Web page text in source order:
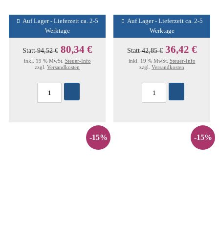
Auf Lager - Lieferzeit ca. 2-5
Werktage
Statt94,52 € 80,34 €
inkl. 19 % MwSt. Steuer-Info
zzgl. Versandkosten
Auf Lager - Lieferzeit ca. 2-5
Werktage
Statt42,85 € 36,42 €
inkl. 19 % MwSt. Steuer-Info
zzgl. Versandkosten
-15% -15%